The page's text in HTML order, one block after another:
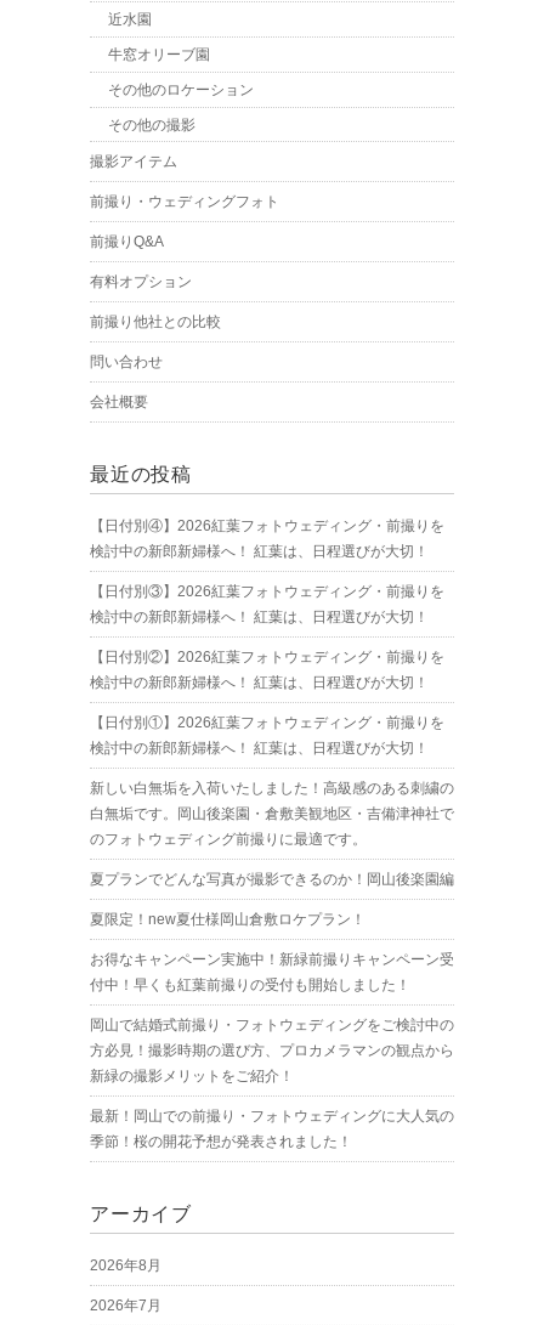
近水園
牛窓オリーブ園
その他のロケーション
その他の撮影
撮影アイテム
前撮り・ウェディングフォト
前撮りQ&A
有料オプション
前撮り他社との比較
問い合わせ
会社概要
最近の投稿
【日付別④】2026紅葉フォトウェディング・前撮りを
検討中の新郎新婦様へ！ 紅葉は、日程選びが大切！
【日付別③】2026紅葉フォトウェディング・前撮りを
検討中の新郎新婦様へ！ 紅葉は、日程選びが大切！
【日付別②】2026紅葉フォトウェディング・前撮りを
検討中の新郎新婦様へ！ 紅葉は、日程選びが大切！
【日付別①】2026紅葉フォトウェディング・前撮りを
検討中の新郎新婦様へ！ 紅葉は、日程選びが大切！
新しい白無垢を入荷いたしました！高級感のある刺繍の
白無垢です。岡山後楽園・倉敷美観地区・吉備津神社で
のフォトウェディング前撮りに最適です。
夏プランでどんな写真が撮影できるのか！岡山後楽園編
夏限定！new夏仕様岡山倉敷ロケプラン！
お得なキャンペーン実施中！新緑前撮りキャンペーン受
付中！早くも紅葉前撮りの受付も開始しました！
岡山で結婚式前撮り・フォトウェディングをご検討中の
方必見！撮影時期の選び方、プロカメラマンの観点から
新緑の撮影メリットをご紹介！
最新！岡山での前撮り・フォトウェディングに大人気の
季節！桜の開花予想が発表されました！
アーカイブ
2026年8月
2026年7月